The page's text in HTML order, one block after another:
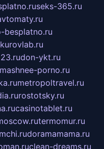
seks-365.ru
besplatno.ru
don-ykt.ru
porno.ru
metropoltravel.ru
rostotsky.ru
casinotablet.ru
termomur.ru
doramamama.ru
clean-dreams.ru